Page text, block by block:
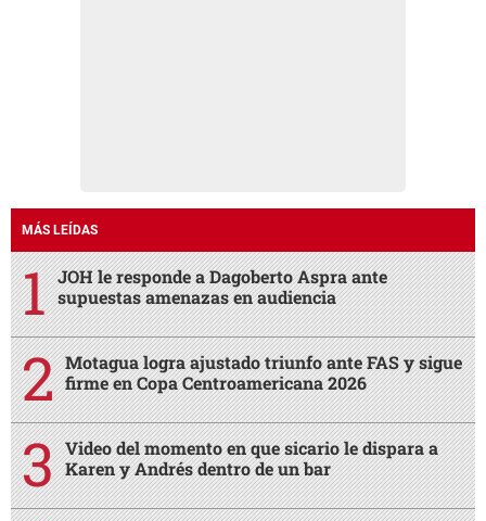
MÁS LEÍDAS
JOH le responde a Dagoberto Aspra ante
supuestas amenazas en audiencia
Motagua logra ajustado triunfo ante FAS y sigue
firme en Copa Centroamericana 2026
Video del momento en que sicario le dispara a
Karen y Andrés dentro de un bar